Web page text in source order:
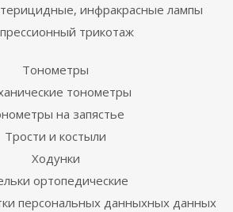
инфракрасные лампы
трикотаж
Тонометры
тонометры
на запястье
Трости и костыли
Ходунки
ортопедические
персональных данныхных данных